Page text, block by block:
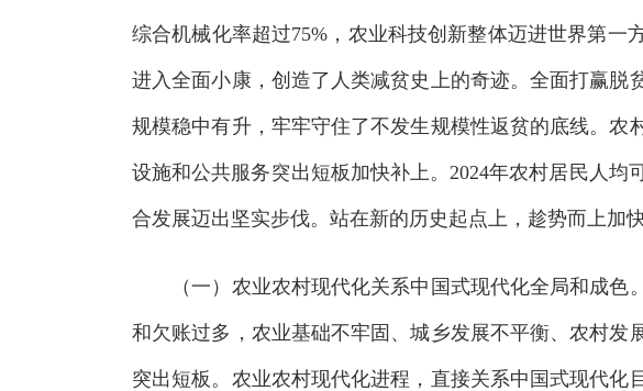
综合机械化率超过75%，农业科技创新整体迈进世界第
进入全面小康，创造了人类减贫史上的奇迹。全面打赢
规模稳中有升，牢牢守住了不发生规模性返贫的底线。
设施和公共服务突出短板加快补上。2024年农村居民人均
合发展迈出坚实步伐。站在新的历史起点上，趁势而上加
（一）农业农村现代化关系中国式现代化全局和成色
和欠账过多，农业基础不牢固、城乡发展不平衡、农村
突出短板。农业农村现代化进程，直接关系中国式现代